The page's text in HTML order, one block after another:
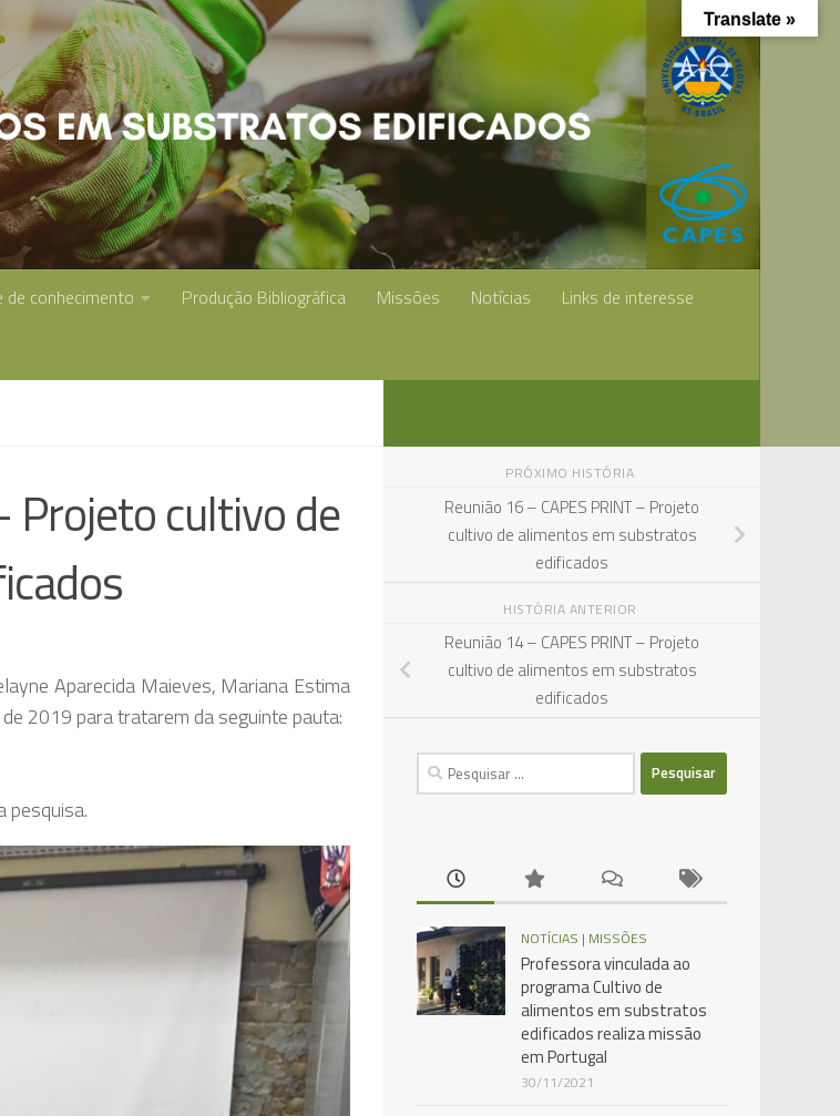
de conhecimento Produção Bibliográfica Missões Notícias Links de interesse
Projeto cultivo de
Aparecida Maieves, Mariana Estima
2019 para tratarem da seguinte pauta:
pesquisa.
PRÓXIMO HISTÓRIA
Reunião 16 – CAPES PRINT – Projeto
cultivo de alimentos em substratos
edificados
HISTÓRIA ANTERIOR
Reunião 14 – CAPES PRINT – Projeto
cultivo de alimentos em substratos
edificados
Pesquisar
por:
NOTÍCIAS | MISSÕES
Professora vinculada ao
programa Cultivo de
alimentos em substratos
edificados realiza missão
em Portugal
30/11/2021
Translate »